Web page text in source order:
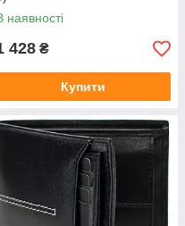
наявності
428 ₴
Купити